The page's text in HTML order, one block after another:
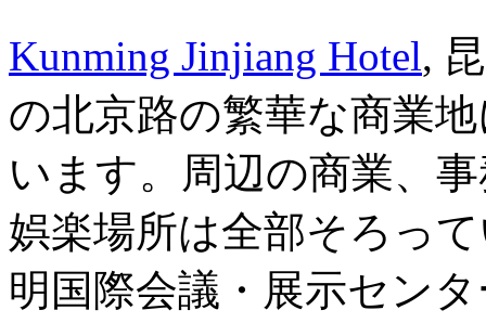
Kunming Jinjiang Hotel,
の北京路の繁華な商業
います。周辺の商業、
娯楽場所は全部そろっ
明国際会議・展示セン